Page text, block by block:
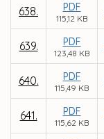
638. PDF
115,12 KB
639. PDF
123,48 KB
640. PDF
115,49 KB
641. PDF
115,62 KB